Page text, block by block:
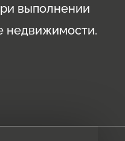
выполнении
недвижимости.